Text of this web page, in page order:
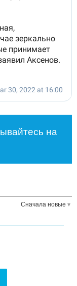
на
Сначала новые